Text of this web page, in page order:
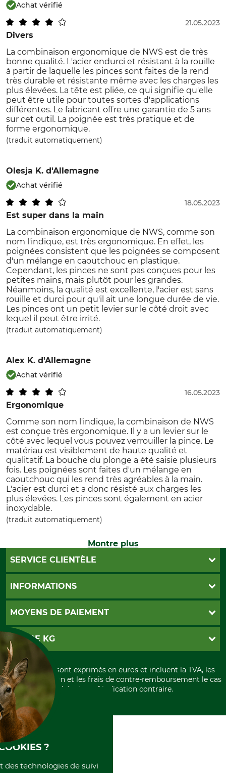
Achat vérifié
Divers
21.05.2023
La combinaison ergonomique de NWS est de très
bonne qualité. L'acier endurci et résistant à la rouille
à partir de laquelle les pinces sont faites de la rend
très durable et résistante même avec les charges les
plus élevées. La tête est pliée, ce qui signifie qu'elle
peut être utile pour toutes sortes d'applications
différentes. Le fabricant offre une garantie de 5 ans
sur cet outil. La poignée est très pratique et de
forme ergonomique.
(traduit automatiquement)
Olesja K. d'Allemagne
Achat vérifié
Est super dans la main
18.05.2023
La combinaison ergonomique de NWS, comme son
nom l'indique, est très ergonomique. En effet, les
poignées consistent que les poignées se composent
d'un mélange en caoutchouc en plastique.
Cependant, les pinces ne sont pas conçues pour les
petites mains, mais plutôt pour les grandes.
Néanmoins, la qualité est excellente, l'acier est sans
rouille et durci pour qu'il ait une longue durée de vie.
Les pinces ont un petit levier sur le côté droit avec
lequel il peut être irrité.
(traduit automatiquement)
Alex K. d'Allemagne
Achat vérifié
Ergonomique
16.05.2023
Comme son nom l'indique, la combinaison de NWS
est conçue très ergonomique. Il y a un levier sur le
côté avec lequel vous pouvez verrouiller la pince. Le
matériau est visiblement de haute qualité et
qualitatif. La bouche du plonge a été saisie plusieurs
fois. Les poignées sont faites d'un mélange en
caoutchouc qui les rend très agréables à la main.
L'acier est durci et a donc résisté aux charges les
plus élevées. Les pinces sont également en acier
inoxydable.
(traduit automatiquement)
Montre plus
SERVICE CLIENTÈLE
Foire aux questions
Paramètres des cookies
INFORMATIONS
CGV
Conditions d'annulation
Formulaire de rétraction
Politique de confidentialité
Élimination et environnement
Rétractation de votre commande
MOYENS DE PAIEMENT
PayPal
Carte de crédit
Paiement á l'avance
GRUBE KG
Histoire
International
Portrait
Qui sommes-nous
Tous les prix sont exprimés en euros et incluent la TVA, les
frais d'expédition et les frais de contre-remboursement le cas
échéant, sauf indication contraire.
?
des technologies de suivi